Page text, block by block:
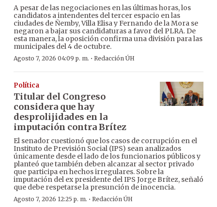
A pesar de las negociaciones en las últimas horas, los
candidatos a intendentes del tercer espacio en las
ciudades de Ñemby, Villa Elisa y Fernando de la Mora se
negaron a bajar sus candidaturas a favor del PLRA. De
esta manera, la oposición confirma una división para las
municipales del 4 de octubre.
Agosto 7, 2026 04:09 p. m. · Redacción ÚH
Política
Titular del Congreso
considera que hay
desprolijidades en la
imputación contra Brítez
El senador cuestionó que los casos de corrupción en el
Instituto de Previsión Social (IPS) sean analizados
únicamente desde el lado de los funcionarios públicos y
planteó que también deben alcanzar al sector privado
que participa en hechos irregulares. Sobre la
imputación del ex presidente del IPS Jorge Brítez, señaló
que debe respetarse la presunción de inocencia.
Agosto 7, 2026 12:25 p. m. · Redacción ÚH